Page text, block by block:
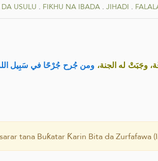
USULU . FIƘHU NA IBADA . JIHADI .
وجَبَتْ له الجنة، ومن جُرح جُرْحًا في سَبِيل الله
tana Buƙatar Ƙarin Bita da Zurfafawa